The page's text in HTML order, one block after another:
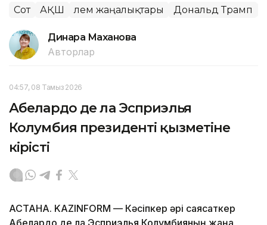
Сот АҚШ Әлем жаңалықтары Дональд Трамп
Динара Маханова
Авторлар
04:57, 08 Тамыз 2026
Абелардо де ла Эсприэлья
Колумбия президенті қызметіне
кірісті
АСТАНА. KAZINFORM — Кәсіпкер әрі саясаткер
Абелардо де ла Эсприэлья Колумбияның жаңа